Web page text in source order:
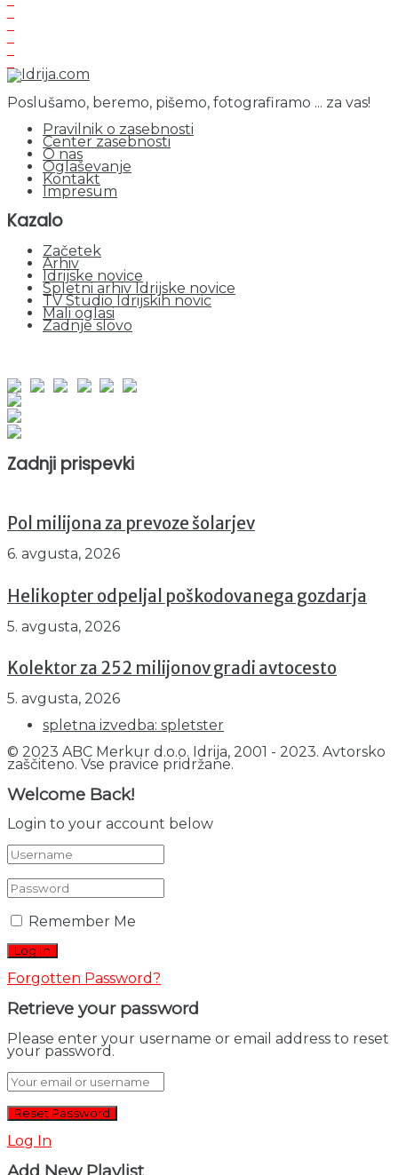
Poslušamo, beremo, pišemo, fotografiramo ... za vas!
Pravilnik o zasebnosti
Center zasebnosti
O nas
Oglaševanje
Kontakt
Impresum
Kazalo
Začetek
Arhiv
Idrijske novice
Spletni arhiv Idrijske novice
TV Studio Idrijskih novic
Mali oglasi
Zadnje slovo
Zadnji prispevki
Pol milijona za prevoze šolarjev
6. avgusta, 2026
Helikopter odpeljal poškodovanega gozdarja
5. avgusta, 2026
Kolektor za 252 milijonov gradi avtocesto
5. avgusta, 2026
spletna izvedba: spletster
© 2023 ABC Merkur d.o.o. Idrija, 2001 - 2023. Avtorsko
zaščiteno. Vse pravice pridržane.
Welcome Back!
Login to your account below
Remember Me
Forgotten Password?
Retrieve your password
Please enter your username or email address to reset
your password.
Log In
Add New Playlist